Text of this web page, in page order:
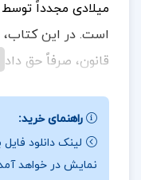
میلادی مجدداً توسط
است. در این
قانون، صرفاً حق
نفع آن‌ها پیدا
بکر و منحصربه‌فرد
دنیاى غرب و
راهنمای خرید:
لینک دانلود
نمایش در خواهد